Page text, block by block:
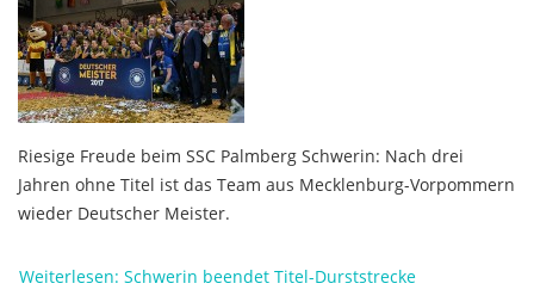
Riesige Freude beim SSC Palmberg Schwerin: Nach drei
Jahren ohne Titel ist das Team aus Mecklenburg-Vorpommern
wieder Deutscher Meister.
Weiterlesen: Schwerin beendet Titel-Durststrecke